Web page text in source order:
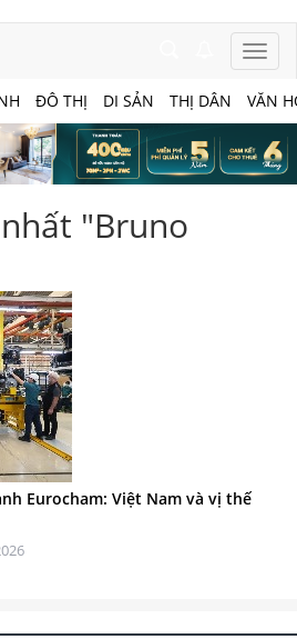
ĐÔ THỊ DI SẢN THỊ DÂN VĂN
"Bruno
Eurocham: Việt Nam và vị thế